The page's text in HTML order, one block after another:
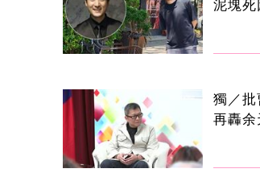
泥塊死
獨／
再轟余